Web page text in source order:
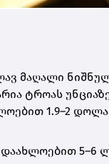
მაღალი
ტროას უნციაზე
1.9–2
5–6